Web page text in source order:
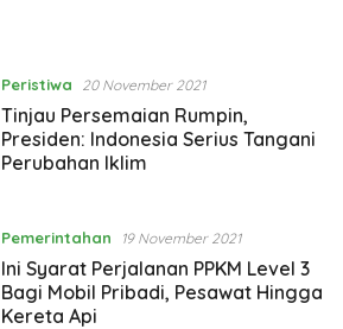
Peristiwa 20 November 2021
Tinjau Persemaian Rumpin,
Presiden: Indonesia Serius Tangani
Perubahan Iklim
Pemerintahan 19 November 2021
Ini Syarat Perjalanan PPKM Level 3
Bagi Mobil Pribadi, Pesawat Hingga
Kereta Api